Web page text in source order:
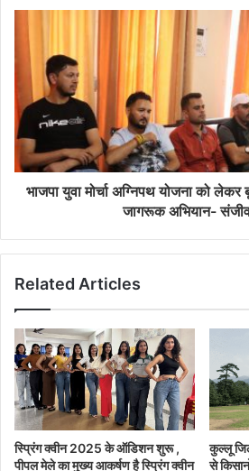
भाजपा युवा मोर्चा अग्निपथ योजना को
जागरूक अभियान-
Related Articles
स्प्रिंग क्वीन 2025 के ऑडिशन शुरू ,
पीपल मेले का मुख्य आकर्षण है स्प्रिंग क्वीन
कुल्लू
से